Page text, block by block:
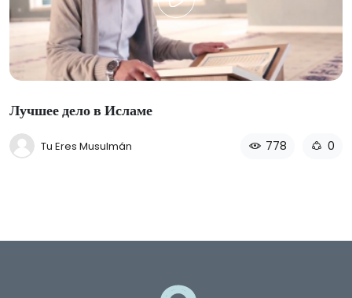
Лучшее дело в Исламе
Tu Eres Musulmán 778 0